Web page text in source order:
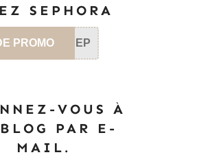
SEPHORA
PROMO SEP
VOUS À
PAR E-
MAIL.